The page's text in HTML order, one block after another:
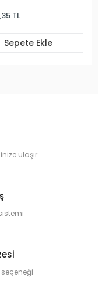
TL
Sepete Ekle
ulaşır.